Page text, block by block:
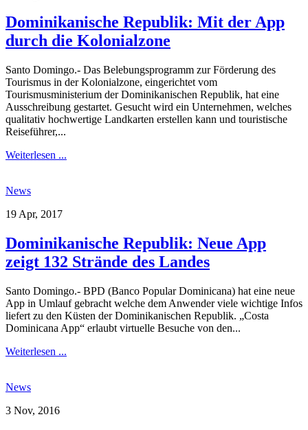
Dominikanische Republik: Mit der App
durch die Kolonialzone
Santo Domingo.- Das Belebungsprogramm zur Förderung des
Tourismus in der Kolonialzone, eingerichtet vom
Tourismusministerium der Dominikanischen Republik, hat eine
Ausschreibung gestartet. Gesucht wird ein Unternehmen, welches
qualitativ hochwertige Landkarten erstellen kann und touristische
Reiseführer,...
Weiterlesen ...
News
19 Apr, 2017
Dominikanische Republik: Neue App
zeigt 132 Strände des Landes
Santo Domingo.- BPD (Banco Popular Dominicana) hat eine neue
App in Umlauf gebracht welche dem Anwender viele wichtige Infos
liefert zu den Küsten der Dominikanischen Republik. „Costa
Dominicana App“ erlaubt virtuelle Besuche von den...
Weiterlesen ...
News
3 Nov, 2016